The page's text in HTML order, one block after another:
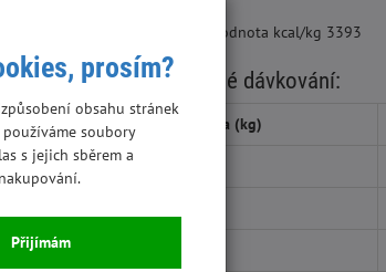
mcg/kg,
Energetická hodnota kcal/kg 3393
Doporučené dávkování:
hmotnost psa (kg)
prosím?
obsahu stránek
soubory
s jejich sběrem a
Přijímám